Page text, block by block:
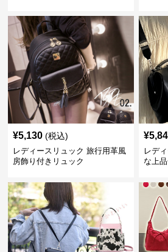
¥5,130 (税込)
レディースリュック 旅行用革風
房飾り付きリュック
¥
レデ
な上